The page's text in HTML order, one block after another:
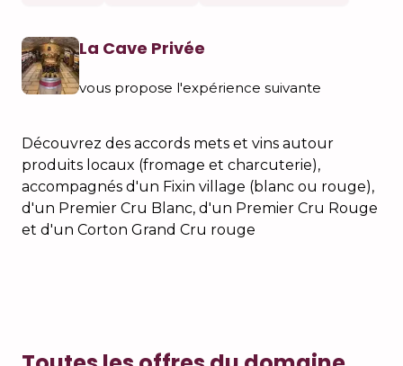
La Cave Privée
vous propose l'expérience suivante
Découvrez des accords mets et vins autour
produits locaux (fromage et charcuterie),
accompagnés d'un Fixin village (blanc ou rouge),
d'un Premier Cru Blanc, d'un Premier Cru Rouge
et d'un Corton Grand Cru rouge